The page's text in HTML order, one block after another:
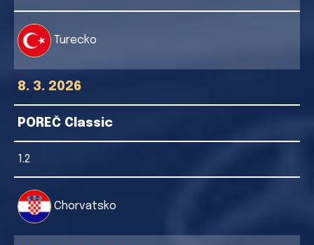
Turecko
8. 3. 2026
POREČ Classic
1.2
Chorvatsko